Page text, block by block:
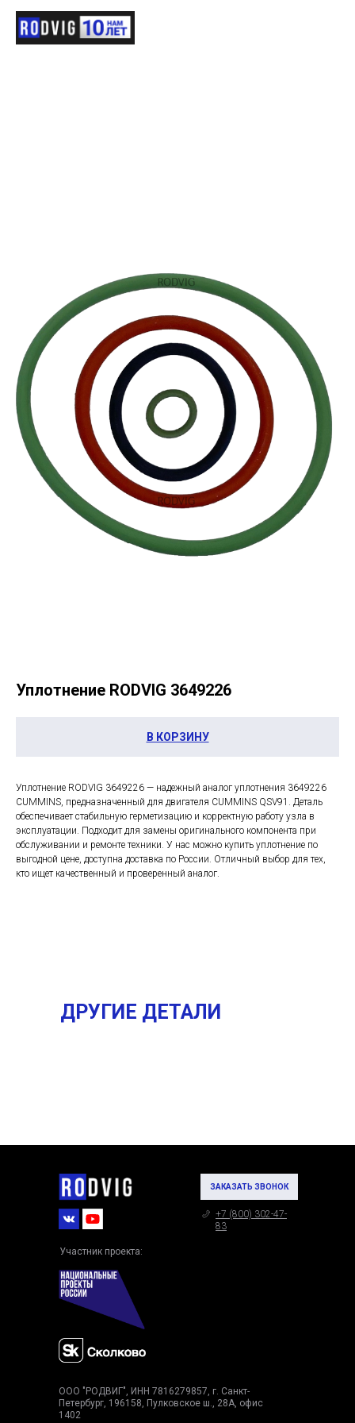
Уплотнение RODVIG 3649226
В КОРЗИНУ
Уплотнение RODVIG 3649226 — надежный аналог уплотнения 3649226
CUMMINS, предназначенный для двигателя CUMMINS QSV91. Деталь
обеспечивает стабильную герметизацию и корректную работу узла в
эксплуатации. Подходит для замены оригинального компонента при
обслуживании и ремонте техники. У нас можно купить уплотнение по
выгодной цене, доступна доставка по России. Отличный выбор для тех,
кто ищет качественный и проверенный аналог.
ДРУГИЕ ДЕТАЛИ
ЗАКАЗАТЬ ЗВОНОК
ООО "РОДВИГ", ИНН 7816279857, г. Санкт-
Петербург, 196158, Пулковское ш., 28А, офис
1402
Участник проекта:
+7 (800) 302-47-
83